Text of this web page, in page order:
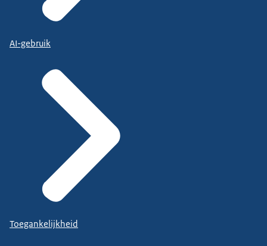
AI-gebruik
Toegankelijkheid